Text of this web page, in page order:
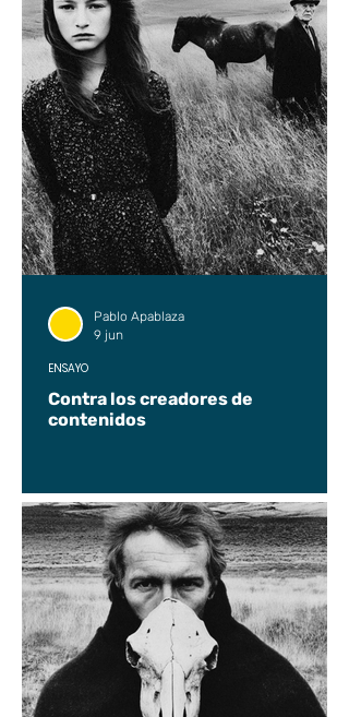
Contra los creadores de
contenidos
ENSAYO
Pablo Apablaza
9 jun